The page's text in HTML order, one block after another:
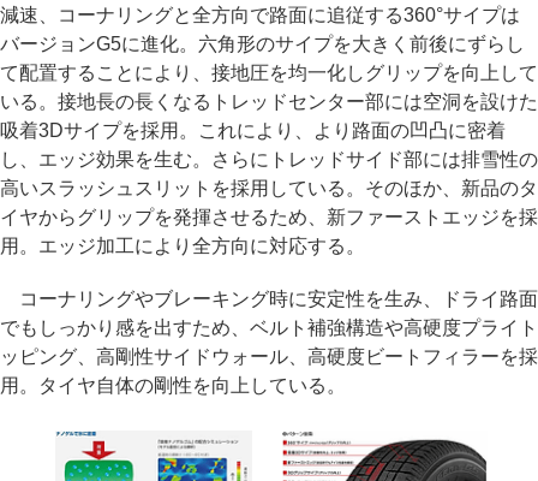
減速、コーナリングと全方向で路面に追従する360°サイプは
バージョンG5に進化。六角形のサイプを大きく前後にずらし
て配置することにより、接地圧を均一化しグリップを向上して
いる。接地長の長くなるトレッドセンター部には空洞を設けた
吸着3Dサイプを採用。これにより、より路面の凹凸に密着
し、エッジ効果を生む。さらにトレッドサイド部には排雪性の
高いスラッシュスリットを採用している。そのほか、新品のタ
イヤからグリップを発揮させるため、新ファーストエッジを採
用。エッジ加工により全方向に対応する。
コーナリングやブレーキング時に安定性を生み、ドライ路面
でもしっかり感を出すため、ベルト補強構造や高硬度プライト
ッピング、高剛性サイドウォール、高硬度ビートフィラーを採
用。タイヤ自体の剛性を向上している。